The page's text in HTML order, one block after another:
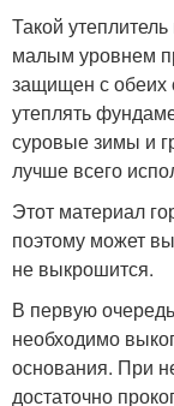
Такой
малым уровнем
защищен с обеих
утеплять
суровые зимы и
лучше всего
Этот материал
поэтому может
не выкрошится.
В первую
необходимо
основания. При
достаточно